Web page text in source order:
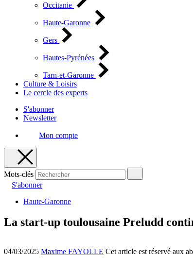
Occitanie
Haute-Garonne
Gers
Hautes-Pyrénées
Tarn-et-Garonne
Culture & Loisirs
Le cercle des experts
S'abonner
Newsletter
Mon compte
Mots-clés
S'abonner
Haute-Garonne
La start-up toulousaine Preludd
04/03/2025 Maxime FAYOLLE Cet article est réservé aux